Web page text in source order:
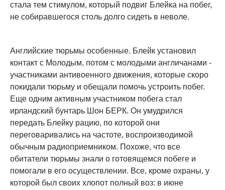
стала тем стимулом, который подвиг Блейка на побег,
не собиравшегося столь долго сидеть в неволе.
Английские тюрьмы особенные. Блейк установил
контакт с Молодым, потом с молодыми англичанами -
участниками антивоенного движения, которые скоро
покидали тюрьму и обещали помочь устроить побег.
Еще одним активным участником побега стал
ирландский бунтарь Шон БЕРК. Он умудрился
передать Блейку рацию, по которой они
переговаривались на частоте, воспроизводимой
обычным радиоприемником. Похоже, что все
обитатели тюрьмы знали о готовящемся побеге и
помогали в его осуществлении. Все, кроме охраны, у
которой был своих хлопот полный воз: в июне